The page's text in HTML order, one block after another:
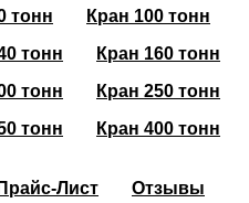
тонн
Кран 100 тонн
тонн
Кран 160 тонн
тонн
Кран 250 тонн
тонн Кран 400 тонн
Прайс-Лист
Отзывы